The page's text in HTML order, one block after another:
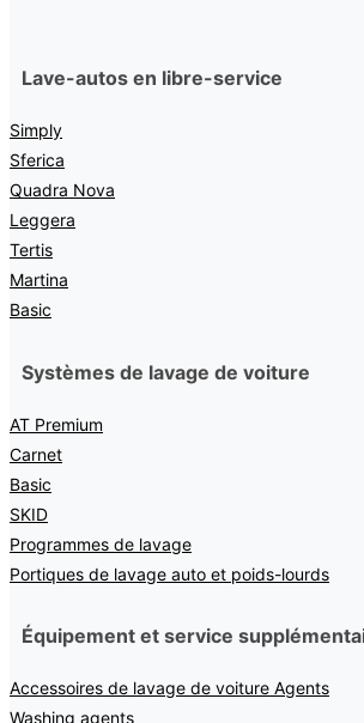
Lave-autos en libre-service
Simply
Sferica
Quadra Nova
Leggera
Tertis
Martina
Basic
Systèmes de lavage de voiture
AT Premium
Carnet
Basic
SKID
Programmes de lavage
Portiques de lavage auto et poids-lourds
Équipement et service
Accessoires de lavage de voiture Agents
Washing agents